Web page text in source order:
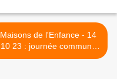
Maisons de l'Enfance - 14
10 23 : journée commune
RUGBY >